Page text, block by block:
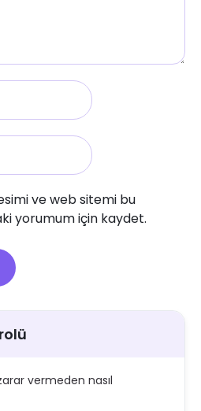
ve web sitemi bu
yorumum için kaydet.
vermeden nasıl